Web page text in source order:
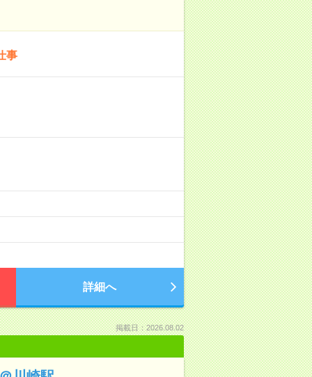
事
詳細へ
掲載日：2026.08.02